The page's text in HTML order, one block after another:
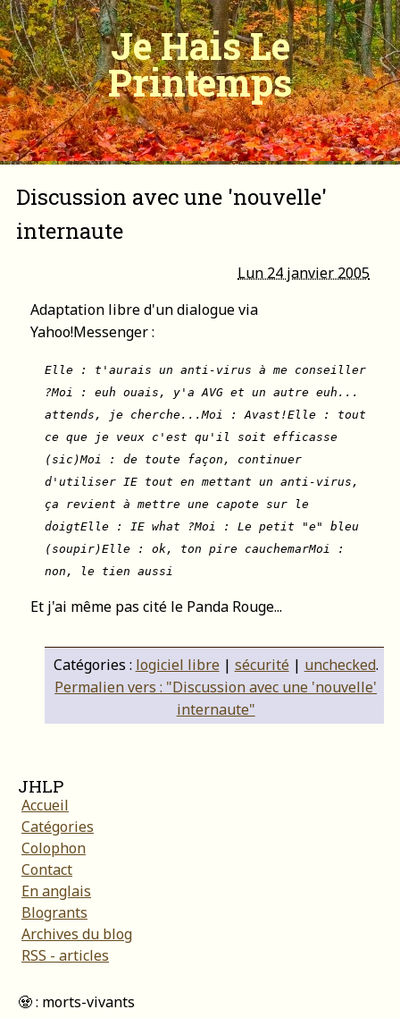
Je Hais Le
Printemps
Discussion avec une 'nouvelle'
internaute
Lun 24 janvier 2005
Adaptation libre d'un dialogue via
Yahoo!Messenger :
Elle : t'aurais un anti-virus à me conseiller
?Moi : euh ouais, y'a AVG et un autre euh...
attends, je cherche...Moi : Avast!Elle : tout
ce que je veux c'est qu'il soit efficasse
(sic)Moi : de toute façon, continuer
d'utiliser IE tout en mettant un anti-virus,
ça revient à mettre une capote sur le
doigtElle : IE what ?Moi : Le petit "e" bleu
(soupir)Elle : ok, ton pire cauchemarMoi :
non, le tien aussi
Et j'ai même pas cité le Panda Rouge...
Catégories : logiciel libre| sécurité| unchecked.
Permalien vers : "Discussion avec une 'nouvelle'
internaute"
JHLP
Accueil
Catégories
Colophon
Contact
En anglais
Blogrants
Archives du blog
RSS - articles
🧟 : morts-vivants